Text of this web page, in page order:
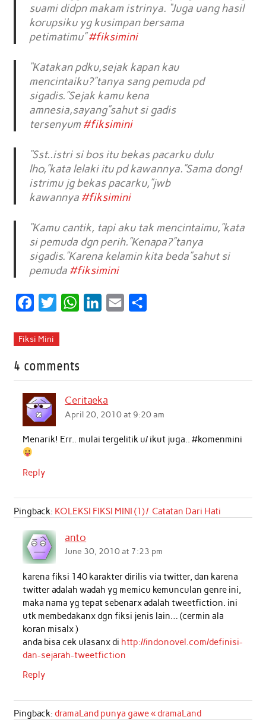
suami didpn makam istrinya. “Juga uang hasil
korupsiku yg kusimpan bersama
petimatimu”#fiksimini
“Katakan pdku,sejak kapan kau
mencintaiku?”tanya sang pemuda pd
sigadis.”Sejak kamu kena
amnesia,sayang”sahut si gadis
tersenyum#fiksimini
“Sst..istri si bos itu bekas pacarku dulu
lho,”kata lelaki itu pd kawannya.”Sama dong!
istrimu jg bekas pacarku,”jwb
kawannya #fiksimini
“Kamu cantik, tapi aku tak mencintaimu,”kata
si pemuda dgn perih.”Kenapa?”tanya
sigadis.”Karena kelamin kita beda”sahut si
pemuda #fiksimini
c
b
o
o
k
t
W
p
I
Fiksi Mini
4 comments
Ceritaeka
April 20, 2010 at 9:20 am
Menarik! Err.. mulai tergelitik u/ ikut juga.. #komenmini
Reply
Pingback: KOLEKSI FIKSI MINI (1) / Catatan Dari Hati
anto
June 30, 2010 at 7:23 pm
karena fiksi 140 karakter dirilis via twitter, dan karena
twitter adalah wadah yg memicu kemunculan genre ini,
maka nama yg tepat sebenarx adalah tweetfiction. ini
utk membedakanx dgn fiksi jenis lain… (cermin ala
koran misalx )
anda bisa cek ulasanx di http://indonovel.com/definisi-
dan-sejarah-tweetfiction
Reply
Pingback: dramaLand punya gawe « dramaLand